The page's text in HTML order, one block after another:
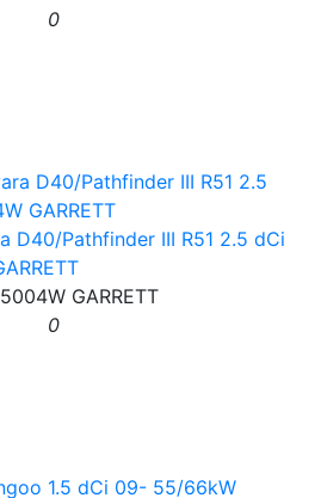
0
D40/Pathfinder III R51 2.5 dCi
GARRETT
0